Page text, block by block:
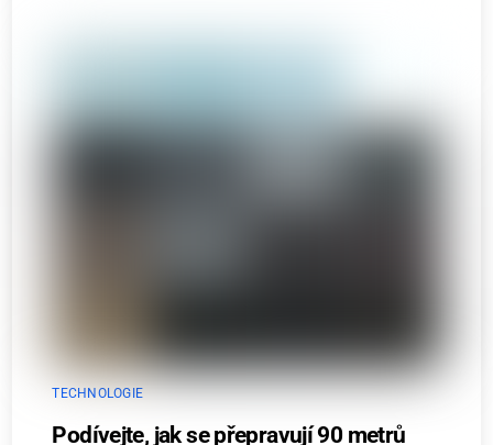
TECHNOLOGIE
Podívejte, jak se přepravují 90 metrů